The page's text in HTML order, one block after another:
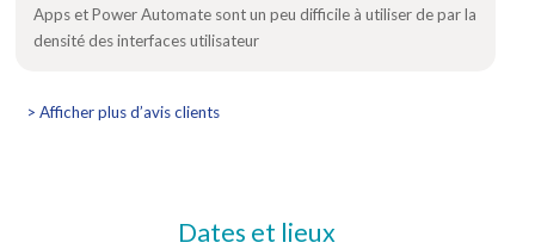
Apps et Power Automate sont un peu difficile à utiliser de par la
densité des interfaces utilisateur
> Afficher plus d’avis clients
Dates et lieux